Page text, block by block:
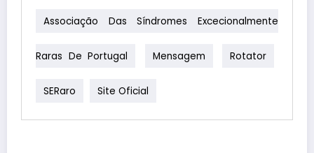
Associação Das Síndromes Excecionalmente
Raras De Portugal Mensagem Rotator
SERaro Site Oficial